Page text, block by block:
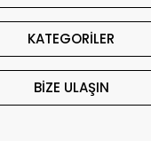
KATEGORİLER
BİZE ULAŞIN